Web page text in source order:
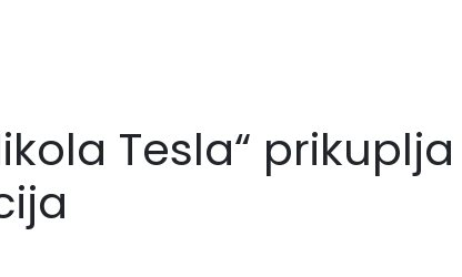
Tesla“